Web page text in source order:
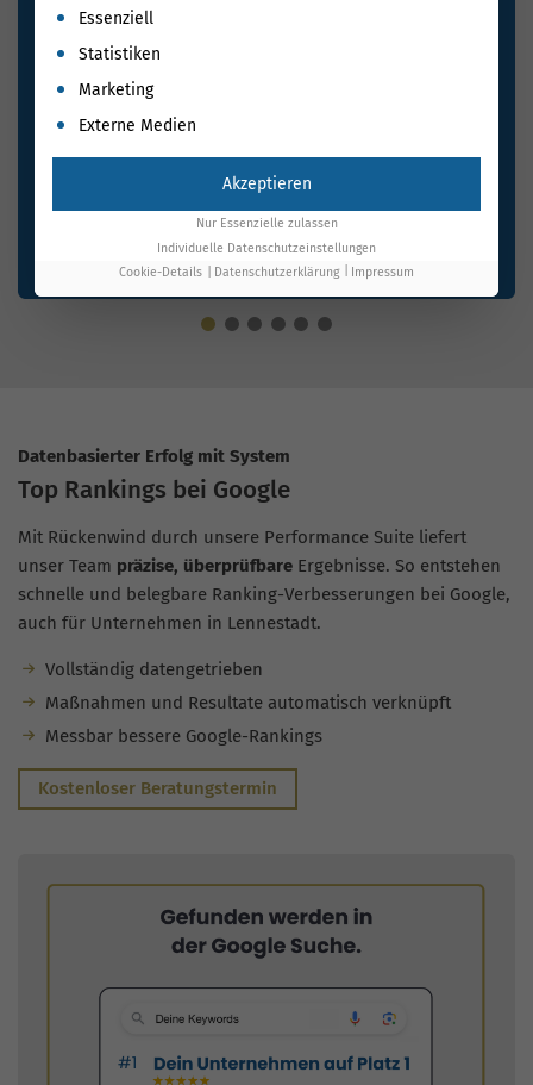
Datenbasierter Erfolg mit System
Top Rankings bei Google
Mit Rückenwind durch unsere Performance Suite liefert
unser Team präzise, überprüfbare Ergebnisse. So entstehen
schnelle und belegbare Ranking-Verbesserungen bei Google,
auch für Unternehmen in Lennestadt.
Vollständig datengetrieben
Maßnahmen und Resultate automatisch verknüpft
Messbar bessere Google-Rankings
Kostenloser Beratungstermin
Es folgt eine Liste der Service-Gruppen, für die eine
Essenziell
Statistiken
Marketing
Externe Medien
Akzeptieren
Nur Essenzielle zulassen
Individuelle Datenschutzeinstellungen
Cookie-Details
Datenschutzerklärung Impressum